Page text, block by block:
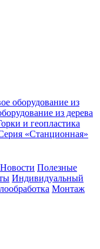
оборудование из
из дерева
и геопластика
«Станционная»
Новости Полезные
Индивидуальный
Монтаж